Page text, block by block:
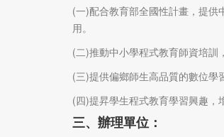
(一)配合教育部全國性計畫，提
用。
(二)推動中小學程式教育師資培訓
(三)提供偏鄉師生高品質的數位學
(四)提昇學生程式教育學習興趣，
三、辦理單位：